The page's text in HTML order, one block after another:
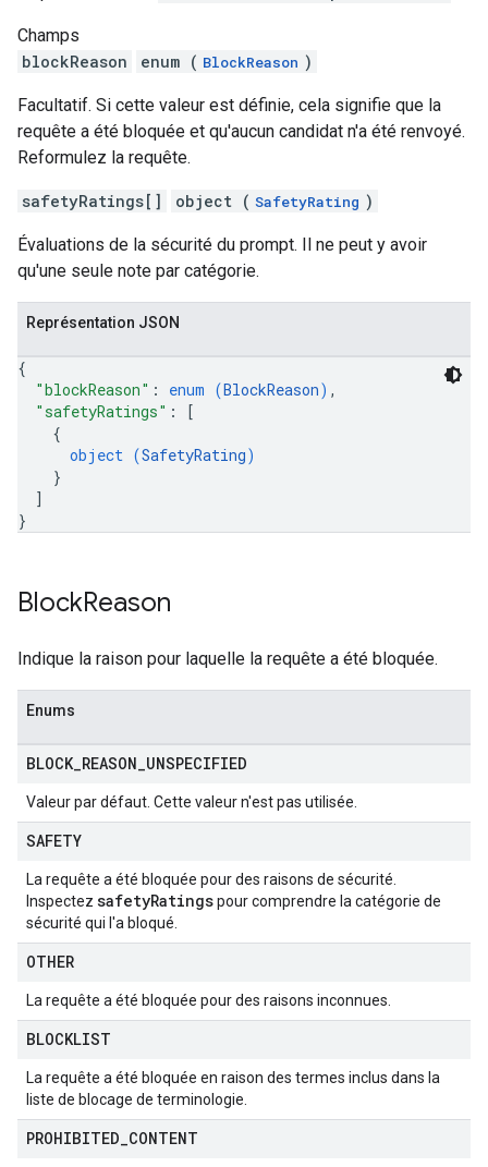
Champs
blockReason
enum ( BlockReason )
Facultatif. Si cette valeur est définie, cela signifie que la
requête a été bloquée et qu'aucun candidat n'a été renvoyé.
Reformulez la requête.
safetyRatings[] object ( SafetyRating )
Évaluations de la sécurité du prompt. Il ne peut y avoir
qu'une seule note par catégorie.
Représentation JSON
{
"blockReason" : enum (BlockReason) ,
"safetyRatings" :
[
{
object (SafetyRating)
}
]
}
BlockReason
Indique la raison pour laquelle la requête a été bloquée.
Enums
BLOCK_ REASON UNSPECIFIED
Valeur par défaut. Cette valeur n'est pas utilisée.
SAFETY
La requête a été bloquée pour des raisons de sécurité.
Inspectez safetyRatingspour comprendre la catégorie de
sécurité qui l'a bloqué.
OTHER
La requête a été bloquée pour des raisons inconnues.
BLOCKLIST
La requête a été bloquée en raison des termes inclus dans la
liste de blocage de terminologie.
PROHIBITED CONTENT